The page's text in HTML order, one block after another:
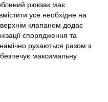
рюкзак має
усе необхідне на
верхнім клапаном додає
спорядження та
рухаються разом з
максимальну